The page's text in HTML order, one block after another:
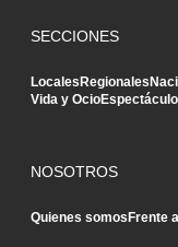
SECCIONES
LocalesRegionales
Vida y Ocio
NOSOTROS
Quienes somosFrente